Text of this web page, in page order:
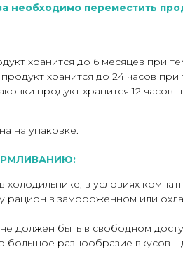
необходимо переместить
хранится до 6 месяцев при
хранится до 24 часов при
продукт хранится 12 часов
на упаковке.
холодильнике, в условиях
рацион в замороженном или
должен быть в свободном
разнообразие вкусов –